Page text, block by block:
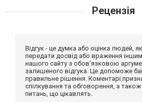
Рецензія
Відгук - це думка або оцінка людей,
передати досвід або враження
нашого сайту з обов'язковою
залишеного відгука. Це допоможе
правильне рішення. Коментарі
спілкування та обговорення, а
питань, що цікавлять.